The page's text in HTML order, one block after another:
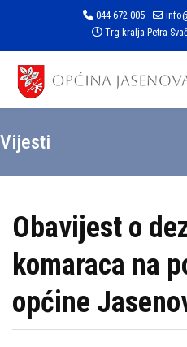
044 672 005
Trg kralja Petra
Vijesti
Obavijest o
komaraca na
općine